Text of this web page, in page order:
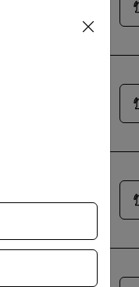
Vollzeit